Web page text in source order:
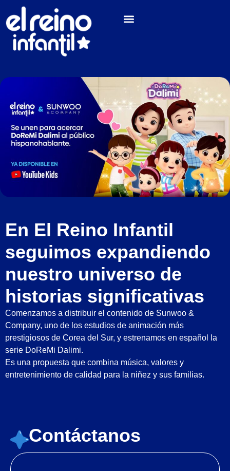
En El Reino Infantil
seguimos expandiendo
nuestro universo de
historias significativas
Comenzamos a distribuir el contenido de Sunwoo &
Company, uno de los estudios de animación más
prestigiosos de Corea del Sur, y estrenamos en español la
serie DoReMi Dalimi.
Es una propuesta que combina música, valores y
entretenimiento de calidad para la niñez y sus familias.
Contáctanos